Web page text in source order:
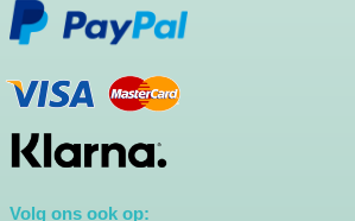
Volg ons ook op: